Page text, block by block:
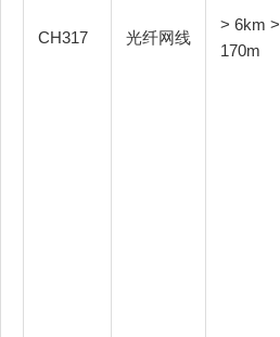
CH317 光纤网线
> 6km >
170m